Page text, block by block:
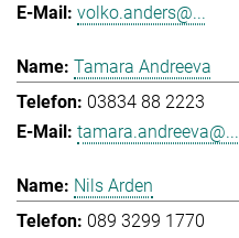
volko.anders@...
Tamara Andreeva
03834 88 2223
tamara.andreeva@...
Nils Arden
089 3299 1770